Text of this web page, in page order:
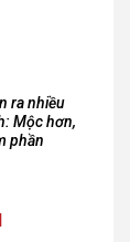
ra nhiều
Mộc hơn,
phần